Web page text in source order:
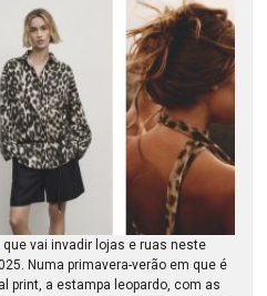
que vai invadir lojas e ruas neste
Numa primavera-verão em que é
print, a estampa leopardo, com as